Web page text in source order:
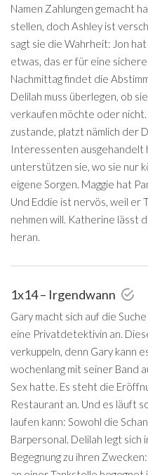
Namen Zahlungen gemacht
stellen, doch Ashley ist
sagt sie die Wahrheit: Jon
etwas, das er für eine
Nachmittag findet die
Delilah muss überlegen, ob
verkaufen möchte oder
zustande, platzt nämlich der
Interessenten ausgehandelt
unterstützen sie, wo sie nur
eigene Sorgen. Maggie hat
Und Eddie ist nervös, weil er
nehmen will. Katherine lässt
heran.
1x14 – Irgendwann
Gary macht sich auf die
eine Privatdetektivin an.
verkuppeln, denn Gary kann
wochenlang mit seiner Band
Sex hatte. Es steht die
Restaurant an. Und es läuft
laufen kann: Sowohl die
Barpersonal. Delilah legt sich
Begegnung zu ihren